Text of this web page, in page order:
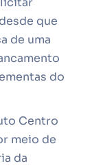
que
de uma
do
Centro
meio de
da